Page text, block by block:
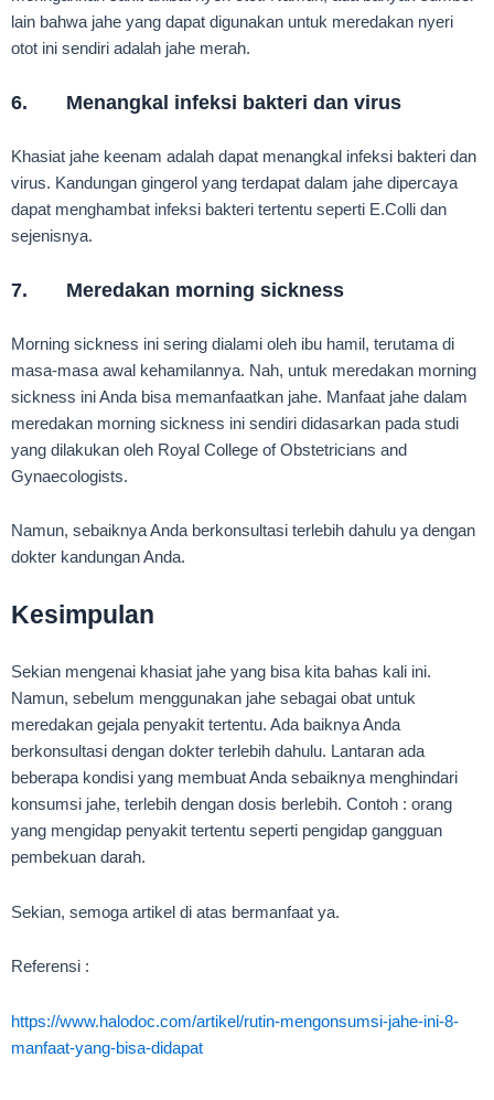
lain bahwa jahe yang dapat digunakan untuk meredakan nyeri
otot ini sendiri adalah jahe merah.
6. Menangkal infeksi bakteri dan virus
Khasiat jahe keenam adalah dapat menangkal infeksi bakteri dan
virus. Kandungan gingerol yang terdapat dalam jahe dipercaya
dapat menghambat infeksi bakteri tertentu seperti E.Colli dan
sejenisnya.
7. Meredakan morning sickness
Morning sickness ini sering dialami oleh ibu hamil, terutama di
masa-masa awal kehamilannya. Nah, untuk meredakan morning
sickness ini Anda bisa memanfaatkan jahe. Manfaat jahe dalam
meredakan morning sickness ini sendiri didasarkan pada studi
yang dilakukan oleh Royal College of Obstetricians and
Gynaecologists.
Namun, sebaiknya Anda berkonsultasi terlebih dahulu ya dengan
dokter kandungan Anda.
Kesimpulan
Sekian mengenai khasiat jahe yang bisa kita bahas kali ini.
Namun, sebelum menggunakan jahe sebagai obat untuk
meredakan gejala penyakit tertentu. Ada baiknya Anda
berkonsultasi dengan dokter terlebih dahulu. Lantaran ada
beberapa kondisi yang membuat Anda sebaiknya menghindari
konsumsi jahe, terlebih dengan dosis berlebih. Contoh : orang
yang mengidap penyakit tertentu seperti pengidap gangguan
pembekuan darah.
Sekian, semoga artikel di atas bermanfaat ya.
Referensi :
https://www.halodoc.com/artikel/rutin-mengonsumsi-jahe-ini-8-
manfaat-yang-bisa-didapat